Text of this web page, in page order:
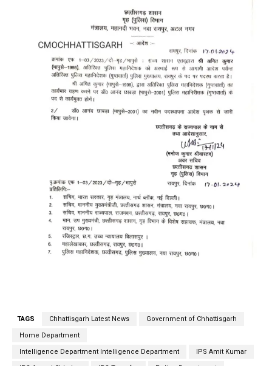
TAGS Chhattisgarh Latest News Government of Chhattisgarh
Home Department
Intelligence Department Intelligence Department IPS Amit Kumar